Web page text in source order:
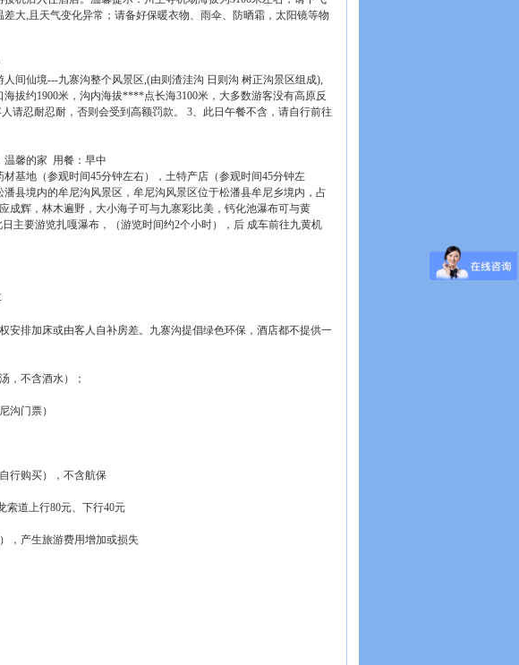
大,且天气变化异常；请备好保暖衣物、雨伞、防晒霜，太阳镜等物
间仙境---九寨沟整个风景区,(由则渣洼沟 日则沟 树正沟景区组成),
拔约1900米，沟内海拔****点长海3100米，大多数游客没有高原反
请忍耐忍耐，否则会受到高额罚款。 3、此日午餐不含，请自行前往
温馨的家 用餐：早中
基地（参观时间45分钟左右），土特产店（参观时间45分钟左
县境内的牟尼沟风景区，牟尼沟风景区位于松潘县牟尼乡境内，占
成辉，林木遍野，大小海子可与九寨彩比美，钙化池瀑布可与黄
主要游览扎嘎瀑布，（游览时间约2个小时），后 成车前往九黄机
安排加床或由客人自补房差。九寨沟提倡绿色环保，酒店都不提供一
，不含酒水）；
沟门票）
行购买），不含航保
索道上行80元、下行40元
，产生旅游费用增加或损失